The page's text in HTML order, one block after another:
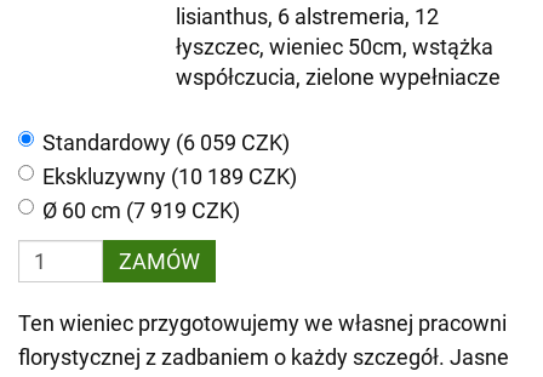
lisianthus, 6 alstremeria, 12
łyszczec, wieniec 50cm, wstążka
współczucia, zielone wypełniacze
Standardowy (6 059 CZK)
Ekskluzywny (10 189 CZK)
Ø 60 cm (7 919 CZK)
ZAMÓW
Ten wieniec przygotowujemy we własnej pracowni
florystycznej z zadbaniem o każdy szczegół. Jasne